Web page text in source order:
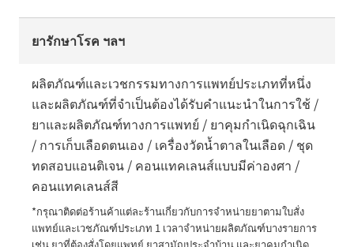
ยารักษาโรค ฯลฯ
ผลิตภัณฑ์และเวชกรรมทางการแพทย์ประเภทที่หนึ่ง
และผลิตภัณฑ์ที่จำเป็นต้องได้รับคำแนะนำในการใช้ /
ยาและผลิตภัณฑ์ทางการแพทย์ / ยาคุมกำเนิดฉุกเฉิน
/ การเก็บเลือดตนเอง / เครื่องวัดน้ำตาลในเลือด / ชุด
ทดสอบแอนติเจน / คอนแทคเลนส์แบบมีค่าองศา /
คอนแทคเลนส์สี
*กรุณาติดต่อร้านค้าแต่ละร้านเกี่ยวกับการจำหน่ายยาตามใบสั่ง
แพทย์และเวชภัณฑ์ประเภท 1 เวลาจำหน่ายผลิตภัณฑ์บางรายการ